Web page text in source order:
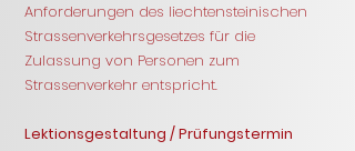
Anforderungen des liechtensteinischen
Strassenverkehrsgesetzes für die
Zulassung von Personen zum
Strassenverkehr entspricht.
Lektionsgestaltung / Prüfungstermin